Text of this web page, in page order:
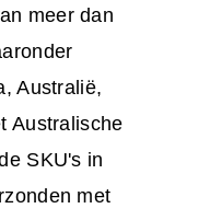
meer dan
Australië,
Australische
SKU's in
met